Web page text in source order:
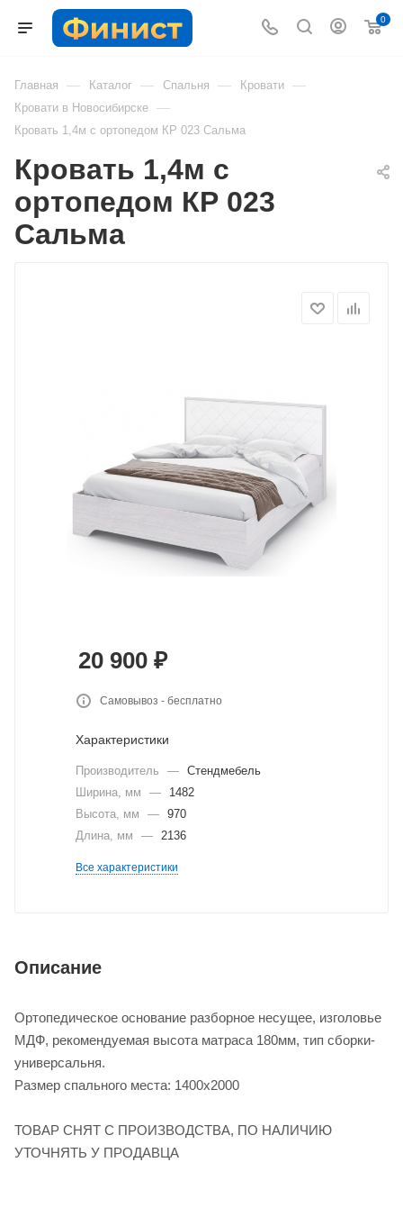
0
Главная — Каталог — Спальня — Кровати —
Кровати в Новосибирске —
Кровать 1,4м с ортопедом КР 023 Сальма
Кровать 1,4м с
ортопедом КР 023
Сальма
20 900 ₽
Самовывоз - бесплатно
Характеристики
Производитель — Стендмебель
Ширина, мм
—
1482
Высота, мм
— 970
Длина, мм
— 2136
Все характеристики
Описание
Ортопедическое основание разборное несущее, изголовье
МДФ, рекомендуемая высота матраса 180мм, тип сборки-
универсальня.
Размер спального места: 1400x2000
ТОВАР СНЯТ С ПРОИЗВОДСТВА, ПО НАЛИЧИЮ
УТОЧНЯТЬ У ПРОДАВЦА